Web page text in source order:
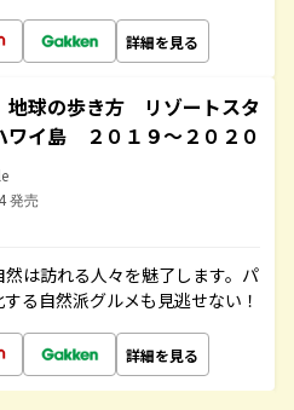
詳細を見る
球の歩き方 リゾートスタ
イ島 ２０１９～２０２０
発売
は訪れる人々を魅了します。パ
る自然派グルメも見逃せない！
詳細を見る